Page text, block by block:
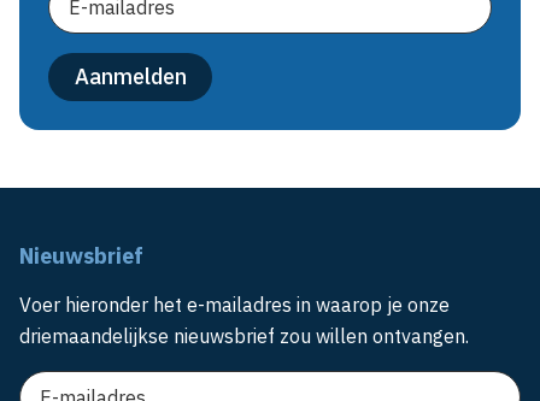
Nieuwsbrief
Voer hieronder het e-mailadres in waarop je onze
driemaandelijkse nieuwsbrief zou willen ontvangen.